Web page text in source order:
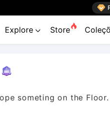

Explore  Store
someting on the